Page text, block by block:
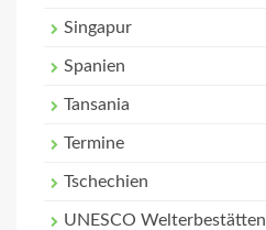
Singapur
Spanien
Tansania
Termine
Tschechien
UNESCO Welterbestätten